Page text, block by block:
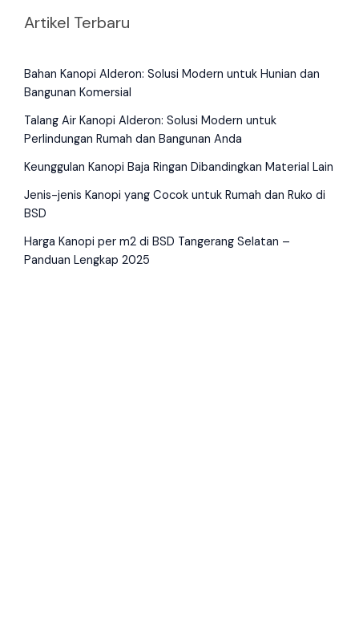
Artikel Terbaru
Bahan Kanopi Alderon: Solusi Modern untuk Hunian dan
Bangunan Komersial
Talang Air Kanopi Alderon: Solusi Modern untuk
Perlindungan Rumah dan Bangunan Anda
Keunggulan Kanopi Baja Ringan Dibandingkan Material Lain
Jenis-jenis Kanopi yang Cocok untuk Rumah dan Ruko di
BSD
Harga Kanopi per m2 di BSD Tangerang Selatan –
Panduan Lengkap 2025